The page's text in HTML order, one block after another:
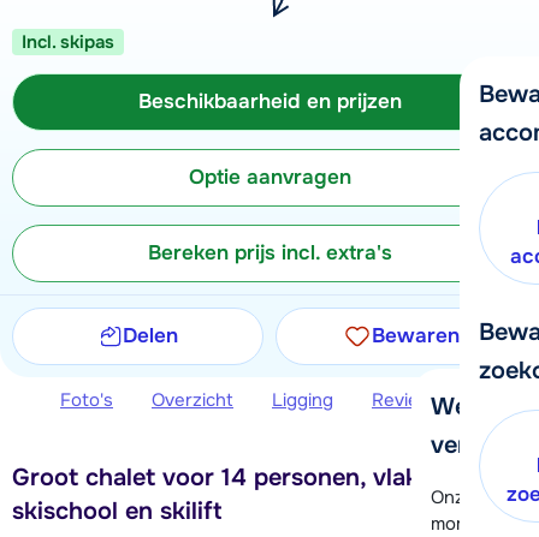
We
verder!
Onze
moment
Incl. skipas
Beschikbaarheid en prijzen
Optie aanvragen
Bereken prijs incl. extra's
Delen Bewaren
Foto's Overzicht Ligging Reviews
Groot chalet voor 14 personen, vlakbij piste,
skischool en skilift